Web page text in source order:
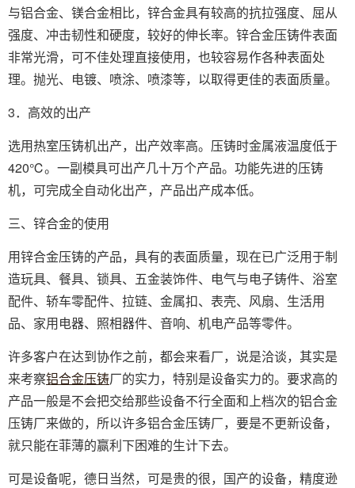
与铝合金、镁合金相比，锌合金具有较高的抗拉强度、屈从
强度、冲击韧性和硬度，较好的伸长率。锌合金压铸件表面
非常光滑，可不佳处理直接使用，也较容易作各种表面处
理。抛光、电镀、喷涂、喷漆等，以取得更佳的表面质量。
3．高效的出产
选用热室压铸机出产，出产效率高。压铸时金属液温度低于
420℃。一副模具可出产几十万个产品。功能先进的压铸
机，可完成全自动化出产，产品出产成本低。
三、锌合金的使用
用锌合金压铸的产品，具有的表面质量，现在已广泛用于制
造玩具、餐具、锁具、五金装饰件、电气与电子铸件、浴室
配件、轿车零配件、拉链、金属扣、表壳、风扇、生活用
品、家用电器、照相器件、音响、机电产品等零件。
许多客户在达到协作之前，都会来看厂，说是洽谈，其实是
来考察铝合金压铸厂的实力，特别是设备实力的。要求高的
产品一般是不会把交给那些设备不行全面和上档次的铝合金
压铸厂来做的，所以许多铝合金压铸厂，要是不更新设备，
就只能在菲薄的赢利下困难的生计下去。
可是设备呢，德日当然，可是贵的很，国产的设备，精度逊